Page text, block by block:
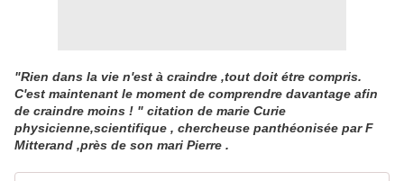
"Rien dans la vie n'est à craindre ,tout doit étre compris.
C'est maintenant le moment de comprendre davantage afin
de craindre moins ! " citation de marie Curie
physicienne,scientifique , chercheuse panthéonisée par F
Mitterand ,près de son mari Pierre .